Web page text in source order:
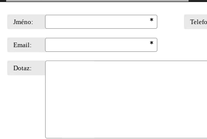
Jméno:
Email:
Dotaz: